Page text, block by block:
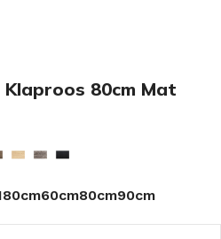
80cm Mat
60cm80cm90cm